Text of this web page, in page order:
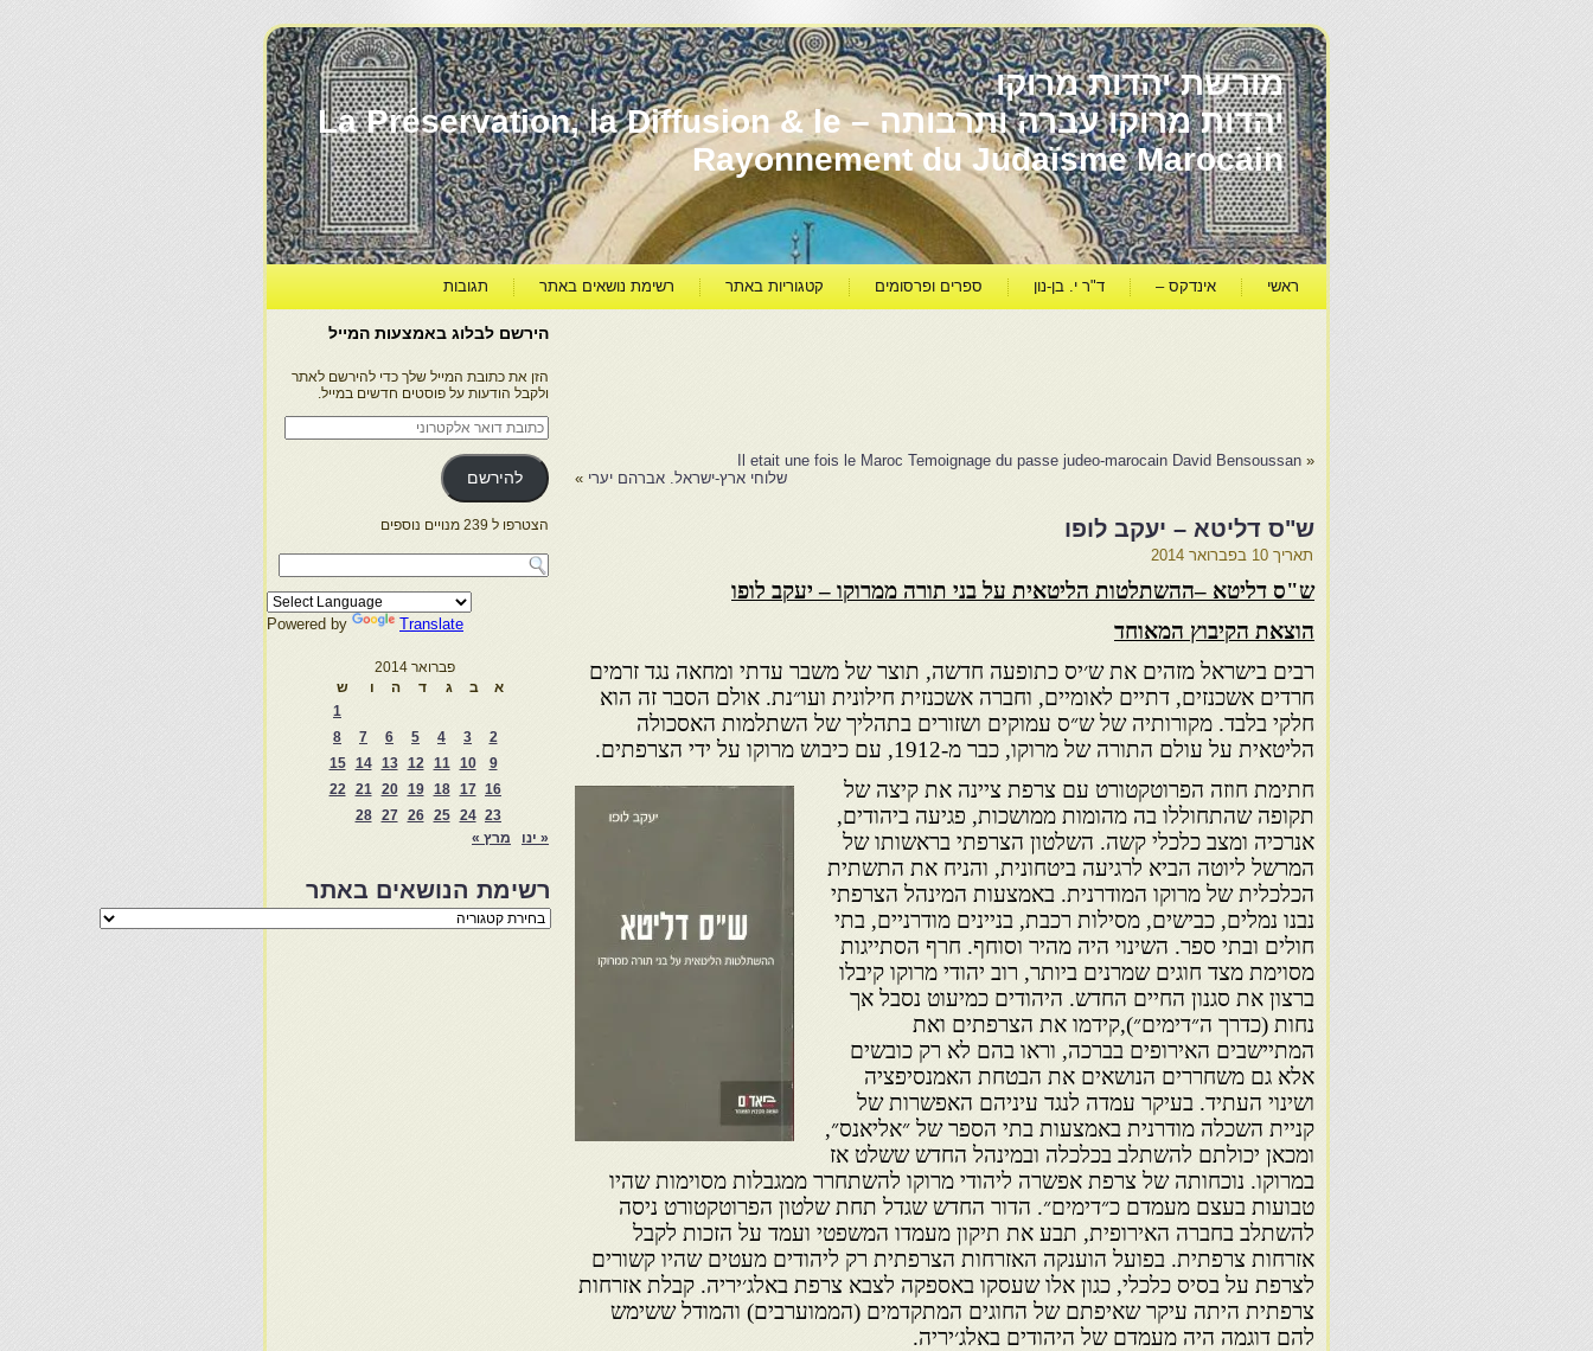
מורשת יהדות מרוקו
יהדות מרוקו עברה ותרבותה – La Préservation, la Diffusion & le
Rayonnement du Judaïsme Marocain
ראשי אינדקס – ד"ר י. בן-נון ספרים ופרסומים קטגוריות באתר רשימת נושאים באתר תגובות
«
Il etait une fois le Maroc Temoignage du passe judeo-marocain David Bensoussan
שלוחי ארץ-ישראל. אברהם יערי »
ש"ס דליטא – יעקב לופו
תאריך 10 בפברואר 2014
ש"ס דליטא –ההשתלטות הליטאית על בני תורה ממרוקו – יעקב לופו
הוצאת הקיבוץ המאוחד
רבים בישראל מזהים את ש׳יס כתופעה חדשה, תוצר של משבר עדתי ומחאה נגד זרמים
חרדים אשכנזים, דתיים לאומיים, וחברה אשכנזית חילונית ועו״נת. אולם הסבר זה הוא
חלקי בלבד. מקורותיה של ש״ס עמוקים ושזורים בתהליך של השתלמות האסכולה
הליטאית על עולם התורה של מרוקו, כבר מ-1912, עם כיבוש מרוקו על ידי הצרפתים.
חתימת חוזה הפרוטקטורט עם צרפת ציינה את קיצה של
תקופה שהתחוללו בה מהומות ממושכות, פגיעה ביהודים,
אנרכיה ומצב כלכלי קשה. השלטון הצרפתי בראשותו של
המרשל ליוטה הביא לרגיעה ביטחונית, והניח את התשתית
הכלכלית של מרוקו המודרנית. באמצעות המינהל הצרפתי
נבנו נמלים, כבישים, מסילות רכבת, בניינים מודרניים, בתי
חולים ובתי ספר. השינוי היה מהיר וסוחף. חרף הסתייגות
מסוימת מצד חוגים שמרנים ביותר, רוב יהודי מרוקו קיבלו
ברצון את סגנון החיים החדש. היהודים כמיעוט נסבל אך
נחות (כדרך ה״דימים״),קידמו את הצרפתים ואת
המתיישבים האירופים בברכה, וראו בהם לא רק כובשים
אלא גם משחררים הנושאים את הבטחת האמנסיפציה
ושינוי העתיד. בעיקר עמדה לנגד עיניהם האפשרות של
קניית השכלה מודרנית באמצעות בתי הספר של ״אליאנס״,
ומכאן יכולתם להשתלב בכלכלה ובמינהל החדש ששלט אז
במרוקו. נוכחותה של צרפת אפשרה ליהודי מרוקו להשתחרר ממגבלות מסוימות שהיו
טבועות בעצם מעמדם כ״דימים״. הדור החדש שגדל תחת שלטון הפרוטקטורט ניסה
להשתלב בחברה האירופית, תבע את תיקון מעמדו המשפטי ועמד על הזכות לקבל
אזרחות צרפתית. בפועל הוענקה האזרחות הצרפתית רק ליהודים מעטים שהיו קשורים
לצרפת על בסיס כלכלי, כגון אלו שעסקו באספקה לצבא צרפת באלג׳יריה. קבלת אזרחות
צרפתית היתה עיקר שאיפתם של החוגים המתקדמים (הממוערבים) והמודל ששימש
להם דוגמה היה מעמדם של היהודים באלג׳יריה.
הירשם לבלוג באמצעות המייל
הזן את כתובת המייל שלך כדי להירשם לאתר
ולקבל הודעות על פוסטים חדשים במייל.
כתובת
דואר
אלקטרוני
להירשם
הצטרפו ל 239 מנויים נוספים
Powered by Translate
פברואר 2014
א
ב ג ד ה ו
ש
1
2
3
4
5
6
7
8
9
10
11
12
13
14
15
16
17
18
19
20
21
22
23
24
25
26
27
28
« ינו
מרץ »
רשימת הנושאים באתר
רשימת
הנושאים